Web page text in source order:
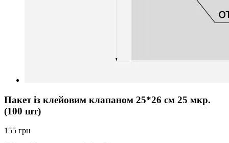
Пакет із клейовим клапаном 25*26 см 25 мкр.
(100 шт)
155 грн